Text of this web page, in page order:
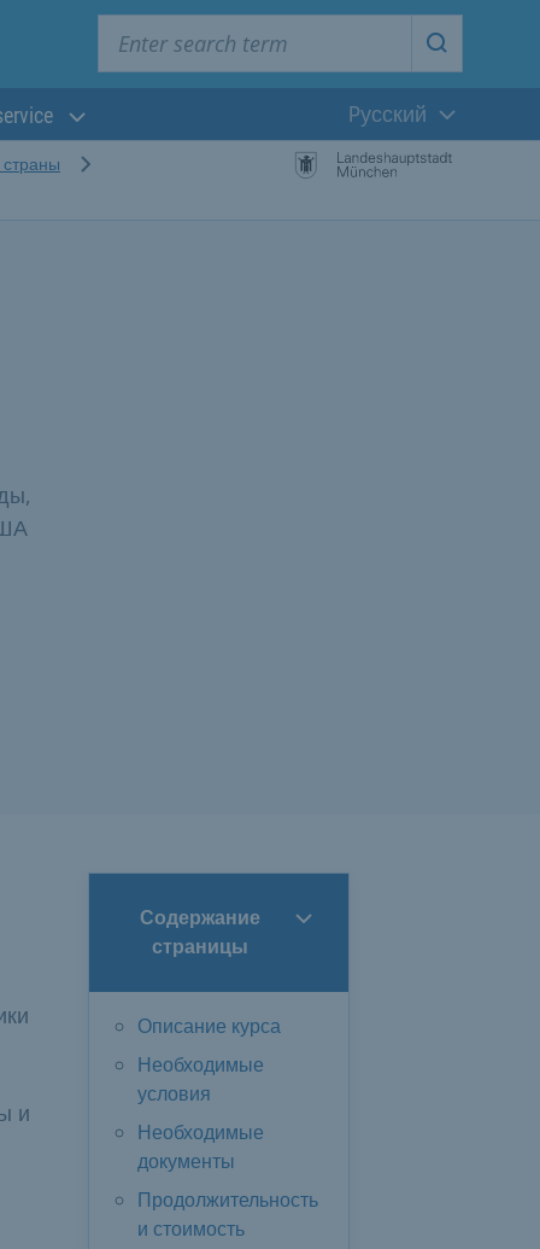
Start
Текущий
Pусский
Содержание
страницы
Описание курса
Необходимые
условия
Необходимые
документы
Продолжительность
и стоимость
и